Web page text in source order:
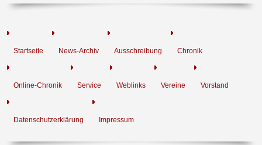
Startseite News-Archiv Ausschreibung Chronik
Online-Chronik Service Weblinks Vereine Vorstand
Datenschutzerklärung Impressum